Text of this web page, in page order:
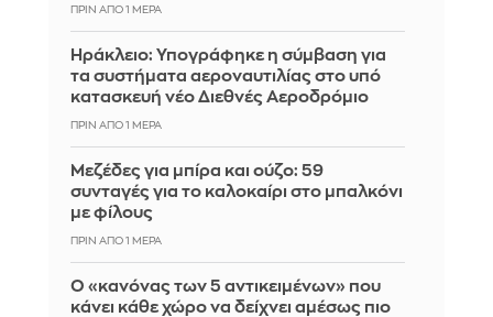
ΠΡΙΝ ΑΠΌ 1 ΜΈΡΑ
Ηράκλειο: Υπογράφηκε η σύμβαση για
τα συστήματα αεροναυτιλίας στο υπό
κατασκευή νέο Διεθνές Αεροδρόμιο
ΠΡΙΝ ΑΠΌ 1 ΜΈΡΑ
Μεζέδες για μπίρα και ούζο: 59
συνταγές για το καλοκαίρι στο μπαλκόνι
με φίλους
ΠΡΙΝ ΑΠΌ 1 ΜΈΡΑ
Ο «κανόνας των 5 αντικειμένων» που
κάνει κάθε χώρο να δείχνει αμέσως πιο